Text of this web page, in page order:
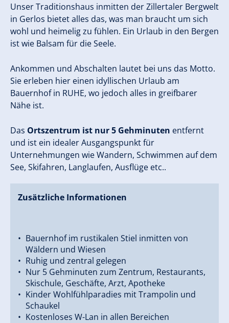
Unser Traditionshaus inmitten der Zillertaler Bergwelt
in Gerlos bietet alles das, was man braucht um sich
wohl und heimelig zu fühlen. Ein Urlaub in den Bergen
ist wie Balsam für die Seele.
Ankommen und Abschalten lautet bei uns das Motto.
Sie erleben hier einen idyllischen Urlaub am
Bauernhof in RUHE, wo jedoch alles in greifbarer
Nähe ist.
Das Ortszentrum ist nur 5 Gehminuten entfernt
und ist ein idealer Ausgangspunkt für
Unternehmungen wie Wandern, Schwimmen auf dem
See, Skifahren, Langlaufen, Ausflüge etc..
Zusätzliche Informationen
Bauernhof im rustikalen Stiel inmitten von
Wäldern und Wiesen
Ruhig und zentral gelegen
Nur 5 Gehminuten zum Zentrum, Restaurants,
Skischule, Geschäfte, Arzt, Apotheke
Kinder Wohlfühlparadies mit Trampolin und
Schaukel
Kostenloses W-Lan in allen Bereichen